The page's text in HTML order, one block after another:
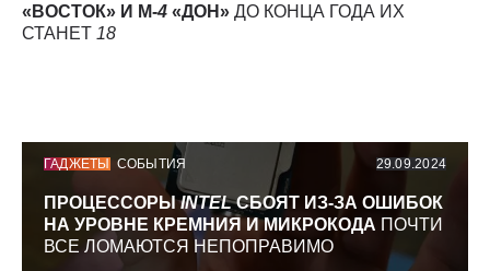
«ВОСТОК» И М-4 «ДОН» ДО КОНЦА ГОДА ИХ
СТАНЕТ 18
ГАДЖЕТЫ СОБЫТИЯ 29.09.2024
ПРОЦЕССОРЫINTELСБОЯТ ИЗ-ЗА ОШИБОК
НА УРОВНЕ КРЕМНИЯ И МИКРОКОДА ПОЧТИ
ВСЕ ЛОМАЮТСЯ НЕПОПРАВИМО